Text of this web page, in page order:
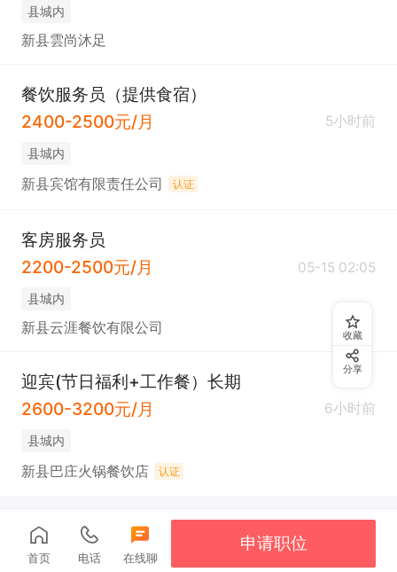
县城内
新县雲尚沐足
餐饮服务员（提供食宿）
2400-2500元/月
5小时前
县城内
新县宾馆有限责任公司 认证
客房服务员
2200-2500元/月
05-15 02:05
县城内
新县云涯餐饮有限公司
迎宾(节日福利+工作餐）长期
2600-3200元/月
6小时前
县城内
新县巴庄火锅餐饮店 认证
收藏
分享
首页 电话 在线聊
申请职位